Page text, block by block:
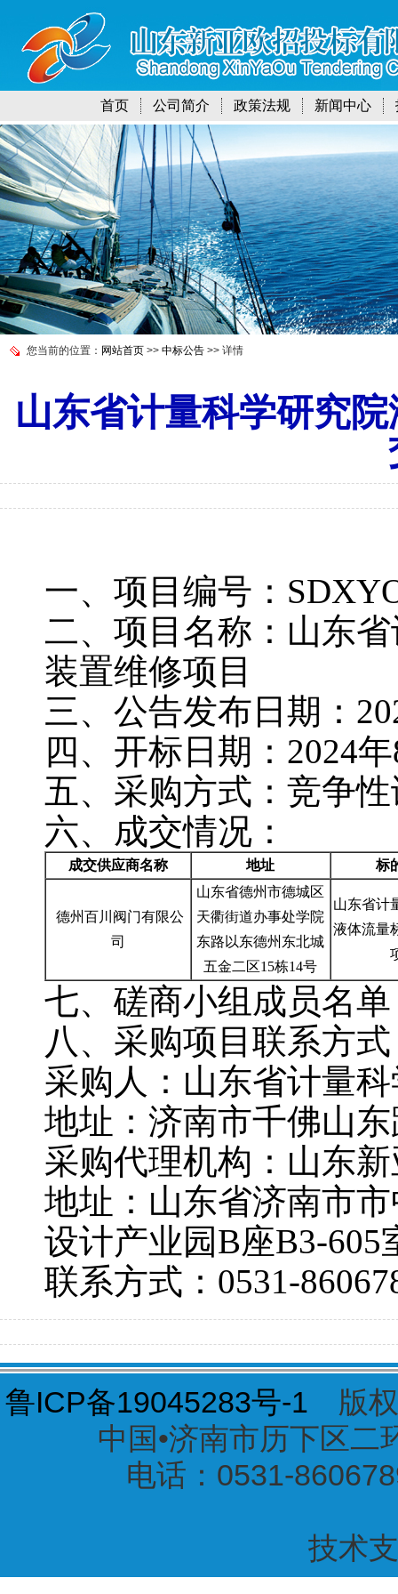
首页 公司简介 政策法规 新闻中心
您当前的位置： 网站首页 >> 中标公告 >> 详情
山东省计量科学研究
一、项目编号：
二、项目名称：山东
装置维修项目
三、公告发布日期：
四、开标日期： 2024
五、采购方式：竞争性
六、成交情况：
成交供应商名称 地址 标
德州百川阀门有限公
司
山东省德州市德城区
天衢街道办事处学院
东路以东德州东北城
五金二区15栋14号
山东省计
液体流量
七、磋商小组成员名
八、采购项目联系方式
采购人：山东省计量
地址：济南市千佛山
采购代理机构：山东
地址：山东省济南市
设计产业园B座B3-605
联系方式： 0531-
鲁ICP备19045283号-1 版权
中国•济南市历下区
电话：0531-
技术